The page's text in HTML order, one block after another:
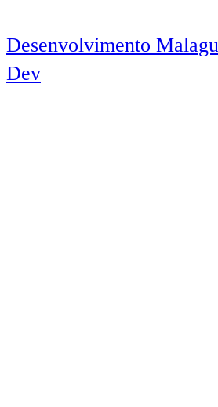
Desenvolvimento
Dev